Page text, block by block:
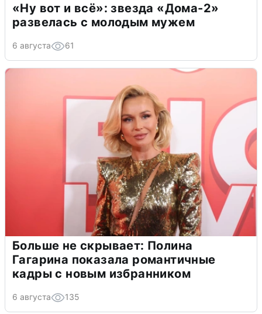
«Ну вот и всё»: звезда «Дома-2»
развелась с молодым мужем
6 августа 61
Больше не скрывает: Полина
Гагарина показала романтичные
кадры с новым избранником
6 августа 135